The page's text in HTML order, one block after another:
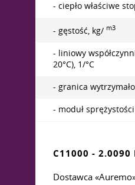
- ciepło właściwe
- gęstość, kg/ m3
- liniowy
20°С), 1/°С
- granica
- moduł
C11000 - 2.0090
Dostawca